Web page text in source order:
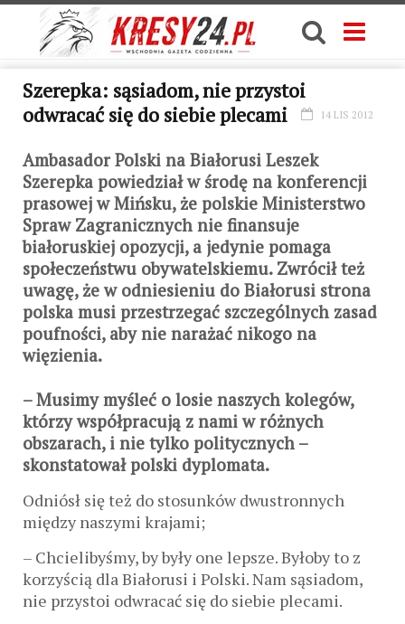
Szerepka: sąsiadom, nie przystoi
odwracać się do siebie plecami
14 LIS 2012
Ambasador Polski na Białorusi Leszek
Szerepka powiedział w środę na konferencji
prasowej w Mińsku, że polskie Ministerstwo
Spraw Zagranicznych nie finansuje
białoruskiej opozycji, a jedynie pomaga
społeczeństwu obywatelskiemu. Zwrócił też
uwagę, że w odniesieniu do Białorusi strona
polska musi przestrzegać szczególnych zasad
poufności, aby nie narażać nikogo na
więzienia.
– Musimy myśleć o losie naszych kolegów,
którzy współpracują z nami w różnych
obszarach, i nie tylko politycznych –
skonstatował polski dyplomata.
Odniósł się też do stosunków dwustronnych
między naszymi krajami;
– Chcielibyśmy, by były one lepsze. Byłoby to z
korzyścią dla Białorusi i Polski. Nam sąsiadom,
nie przystoi odwracać się do siebie plecami.